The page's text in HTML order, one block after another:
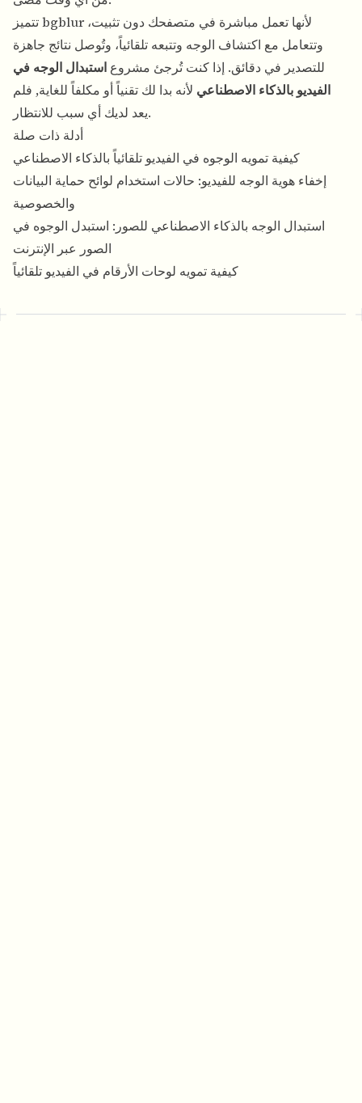
تتميز bgblur لأنها تعمل مباشرة في متصفحك دون تثبيت،
وتتعامل مع اكتشاف الوجه وتتبعه تلقائياً، وتُوصل نتائج جاهزة
للتصدير في دقائق. إذا كنت تُرجئ مشروع استبدال الوجه في
الفيديو بالذكاء الاصطناعي لأنه بدا لك تقنياً أو مكلفاً للغاية, فلم
يعد لديك أي سبب للانتظار.
أدلة ذات صلة
كيفية تمويه الوجوه في الفيديو تلقائياً بالذكاء الاصطناعي
إخفاء هوية الوجه للفيديو: حالات استخدام لوائح حماية البيانات
والخصوصية
استبدال الوجه بالذكاء الاصطناعي للصور: استبدل الوجوه في
الصور عبر الإنترنت
كيفية تمويه لوحات الأرقام في الفيديو تلقائياً